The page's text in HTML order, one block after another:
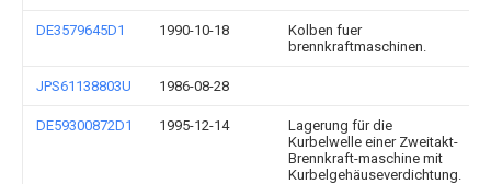
DE3579645D1 1990-10-18
Kolben fuer
brennkraftmaschinen.
JPS61138803U 1986-08-28
DE59300872D1 1995-12-14
Lagerung für die
Kurbelwelle einer Zweitakt-
Brennkraft-maschine mit
Kurbelgehäuseverdichtung.